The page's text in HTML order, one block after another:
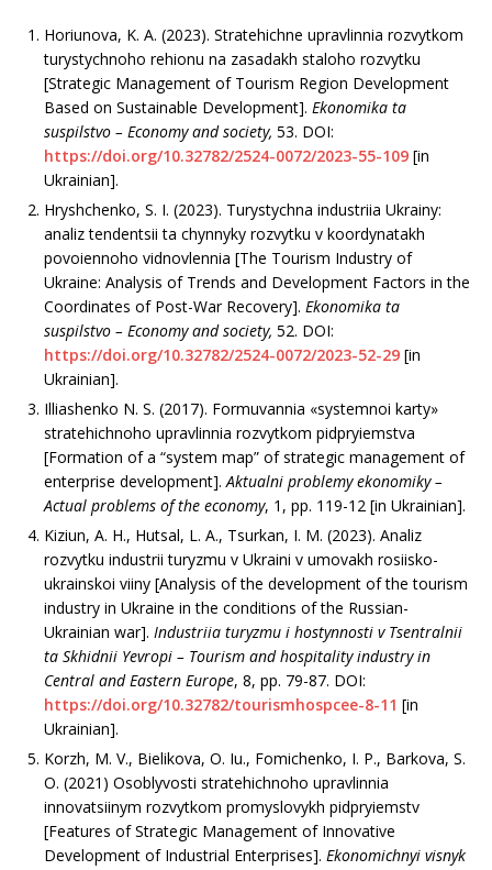
Horiunova, K. A. (2023). Stratehichne upravlinnia rozvytkom
turystychnoho rehionu na zasadakh staloho rozvytku
[Strategic Management of Tourism Region Development
Based on Sustainable Development]. Ekonomika ta
suspilstvo – Economy and society, 53. DOI:
https://doi.org/10.32782/2524-0072/2023-55-109 [in
Ukrainian].
Hryshchenko, S. I. (2023). Turystychna industriia Ukrainy:
analiz tendentsii ta chynnyky rozvytku v koordynatakh
povoiennoho vidnovlennia [The Tourism Industry of
Ukraine: Analysis of Trends and Development Factors in the
Coordinates of Post-War Recovery]. Ekonomika ta
suspilstvo – Economy and society, 52. DOI:
https://doi.org/10.32782/2524-0072/2023-52-29 [in
Ukrainian].
Illiashenko N. S. (2017). Formuvannia «systemnoi karty»
stratehichnoho upravlinnia rozvytkom pidpryiemstva
[Formation of a “system map” of strategic management of
enterprise development].Aktualni problemy ekonomiky –
Actual problems of the economy, 1, рр. 119-12 [in Ukrainian].
Kiziun, A. H., Hutsal, L. A., Tsurkan, I. M. (2023). Analiz
rozvytku industrii turyzmu v Ukraini v umovakh rosiisko-
ukrainskoi viiny [Analysis of the development of the tourism
industry in Ukraine in the conditions of the Russian-
Ukrainian war]. Industriia turyzmu i hostynnosti v Tsentralnii
ta Skhidnii Yevropi – Tourism and hospitality industry in
Central and Eastern Europe, 8, рр. 79-87. DOI:
https://doi.org/10.32782/tourismhospcee-8-11 [in
Ukrainian].
Korzh, M. V., Bielikova, O. Iu., Fomichenko, I. P., Barkova, S.
O. (2021) Osoblyvosti stratehichnoho upravlinnia
innovatsiinym rozvytkom promyslovykh pidpryiemstv
[Features of Strategic Management of Innovative
Development of Industrial Enterprises]. Ekonomichnyi visnyk